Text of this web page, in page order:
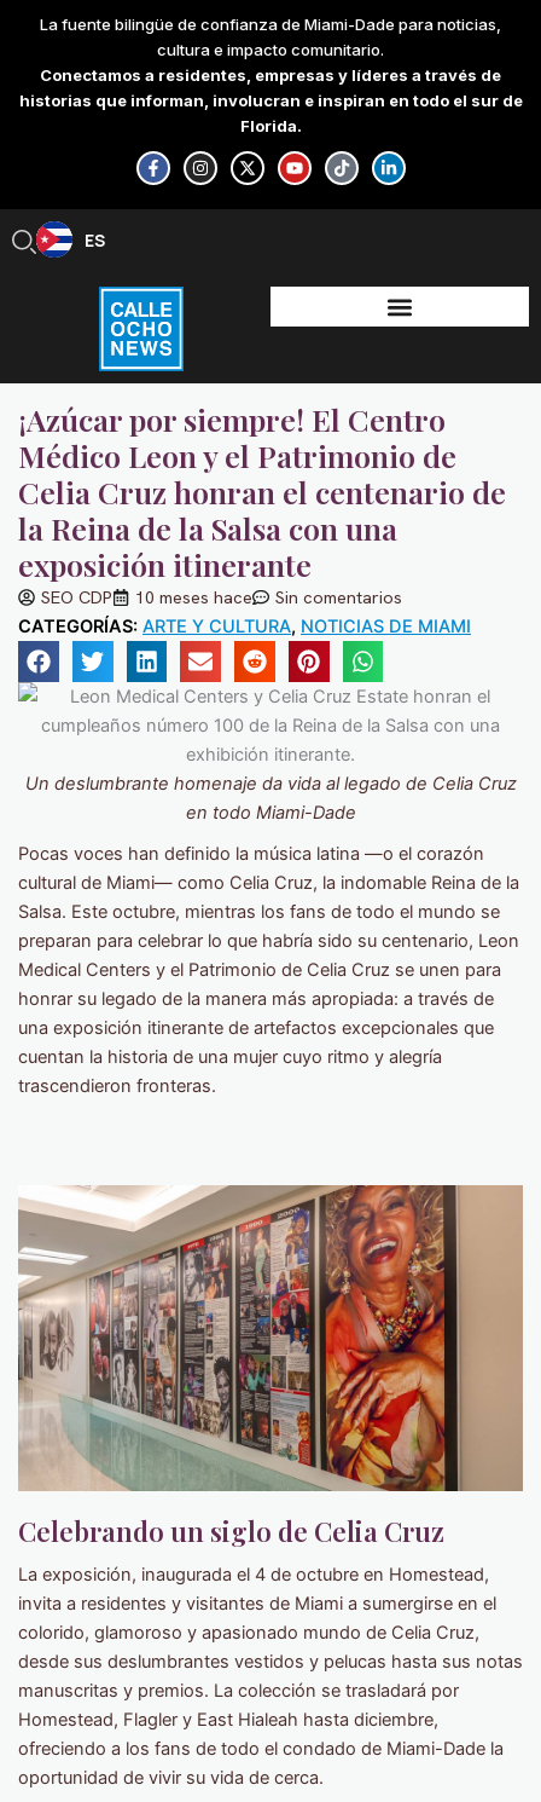
content
La fuente bilingüe de confianza de Miami-Dade para noticias,
cultura e impacto comunitario.
Conectamos a residentes, empresas y líderes a través de
historias que informan, involucran e inspiran en todo el sur de
Florida.
F
a
c
e
-
f
I
n
s
t
X
-
t
w
Y
o
u
t
T
i
k
t
L
i
n
k
-
i
n
ES
EN
¡Azúcar por siempre! El Centro
Médico Leon y el Patrimonio de
Celia Cruz honran el centenario de
la Reina de la Salsa con una
exposición itinerante
SEO CDP 10 meses hace Sin comentarios
CATEGORÍAS: ARTE Y CULTURA, NOTICIAS DE MIAMI
Un deslumbrante homenaje da vida al legado de Celia Cruz
en todo Miami-Dade
Pocas voces han definido la música latina —o el corazón
cultural de Miami— como Celia Cruz, la indomable Reina de la
Salsa. Este octubre, mientras los fans de todo el mundo se
preparan para celebrar lo que habría sido su centenario, Leon
Medical Centers y el Patrimonio de Celia Cruz se unen para
honrar su legado de la manera más apropiada: a través de
una exposición itinerante de artefactos excepcionales que
cuentan la historia de una mujer cuyo ritmo y alegría
trascendieron fronteras.
Celebrando un siglo de Celia Cruz
La exposición, inaugurada el 4 de octubre en Homestead,
invita a residentes y visitantes de Miami a sumergirse en el
colorido, glamoroso y apasionado mundo de Celia Cruz,
desde sus deslumbrantes vestidos y pelucas hasta sus notas
manuscritas y premios. La colección se trasladará por
Homestead, Flagler y East Hialeah hasta diciembre,
ofreciendo a los fans de todo el condado de Miami-Dade la
oportunidad de vivir su vida de cerca.